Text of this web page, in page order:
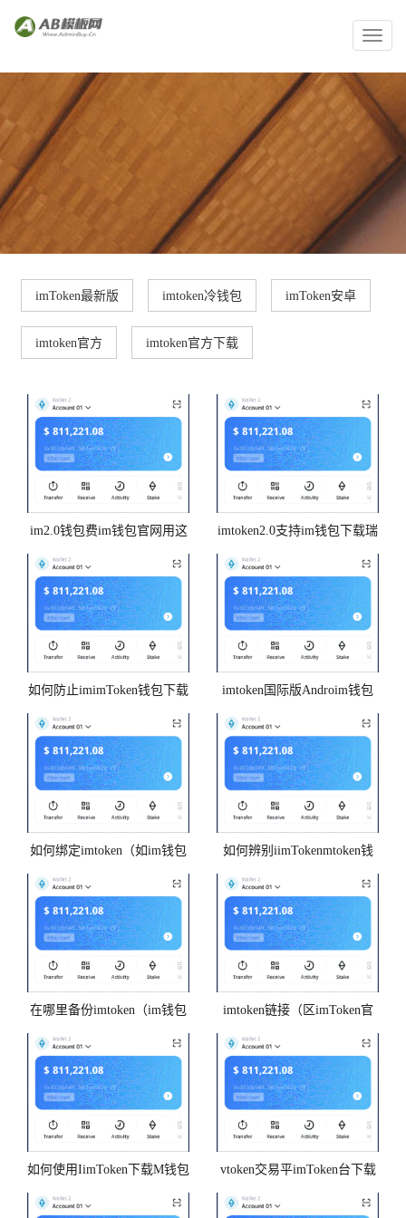
Toggle
imToken最新版 imtoken冷钱包 imToken安卓
imtoken官方 imtoken官方下载
im2.0钱包费im钱包官网用这 imtoken2.0支持im钱包下载瑞
波钱包吗？
如何防止imimToken钱包下载
token2.0钱包被盗
imtoken国际版Androim钱包
id-（imtoken安卓版官
如何绑定imtoken（如im钱包
下载何绑定孩子
如何辨别iimTokenmtoken钱
包真假
在哪里备份imtoken（im钱包
下载如何备份
imtoken链接（区imToken官
网块链钱包imtoken）
如何使用IimToken下载M钱包
批量转账
vtoken交易平imToken台下载